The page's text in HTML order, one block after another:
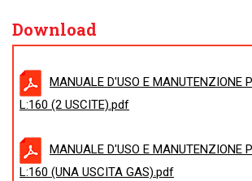
Download
MANUALE D'USO E MANUTENZIONE
L:160 (2 USCITE).pdf
MANUALE D'USO E MANUTENZIONE
L:160 (UNA USCITA GAS).pdf